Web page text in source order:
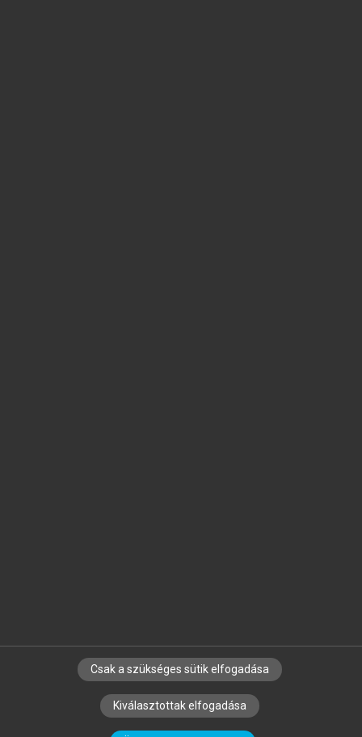
SZERZŐKNEK CÉGEKNEK KÖNYVTÁROSOKNAK
SZERKESZTÉSI ÉS LEKTORÁLÁSI ALAPELVEK
Csak a szükséges sütik elfogadása
Kiválasztottak elfogadása